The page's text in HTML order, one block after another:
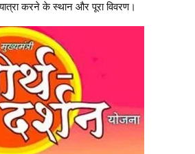
करने के स्थान और पूरा विवरण।